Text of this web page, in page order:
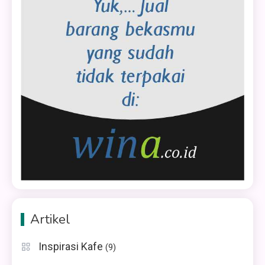
Artikel
Inspirasi Kafe (9)